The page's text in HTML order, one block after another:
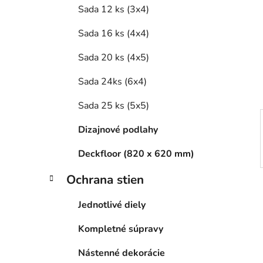
Sada 12 ks (3x4)
Sada 16 ks (4x4)
Sada 20 ks (4x5)
Sada 24ks (6x4)
Sada 25 ks (5x5)
Dizajnové podlahy
Deckfloor (820 x 620 mm)
Ochrana stien
Jednotlivé diely
Kompletné súpravy
Nástenné dekorácie